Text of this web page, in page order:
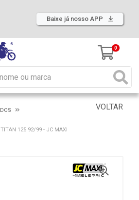
Baixe já nosso APP
0
VOLTAR
125 92/99 - JC MAXI